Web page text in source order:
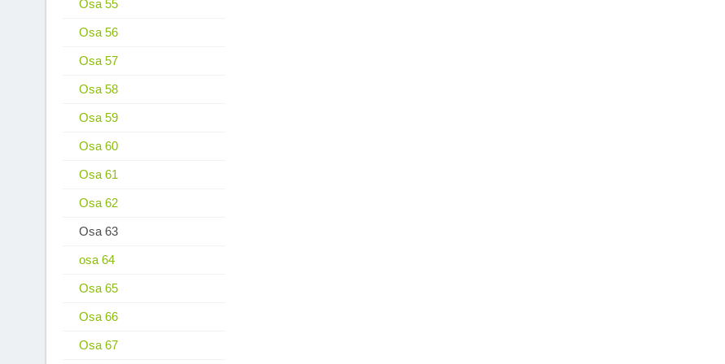
Osa 55
Osa 56
Osa 57
Osa 58
Osa 59
Osa 60
Osa 61
Osa 62
Osa 63
osa 64
Osa 65
Osa 66
Osa 67